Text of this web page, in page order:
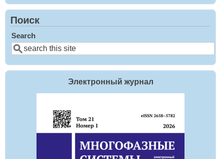
Поиск
Search
Электронный журнал